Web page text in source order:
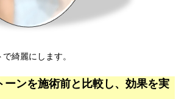
綺麗にします。
ンを施術前と比較し、効果を実